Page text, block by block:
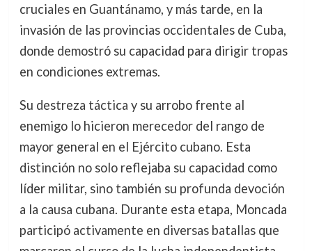
cruciales en Guantánamo, y más tarde, en la
invasión de las provincias occidentales de Cuba,
donde demostró su capacidad para dirigir tropas
en condiciones extremas.
Su destreza táctica y su arrobo frente al
enemigo lo hicieron merecedor del rango de
mayor general en el Ejército cubano. Esta
distinción no solo reflejaba su capacidad como
líder militar, sino también su profunda devoción
a la causa cubana. Durante esta etapa, Moncada
participó activamente en diversas batallas que